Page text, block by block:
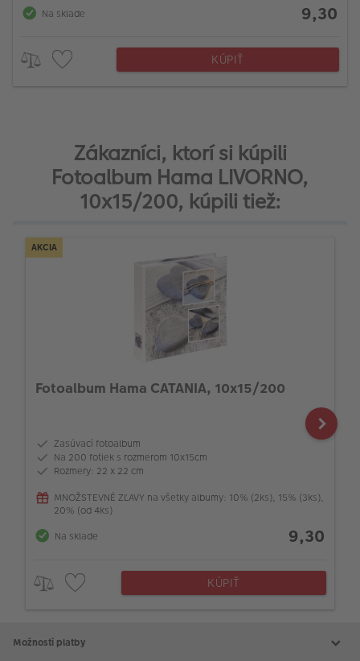
Na sklade
9,30
KÚPIŤ
Zákazníci, ktorí si kúpili
Fotoalbum Hama LIVORNO,
10x15/200, kúpili tiež:
AKCIA
Fotoalbum Hama CATANIA, 10x15/200
Zasúvací fotoalbum
Na 200 fotiek s rozmerom 10x15cm
Rozmery: 22 x 22 cm
MNOŽSTEVNÉ ZĽAVY na všetky albumy: 10% (2ks), 15% (3ks),
20% (od 4ks)
Na sklade
9,30
KÚPIŤ
Možnosti platby